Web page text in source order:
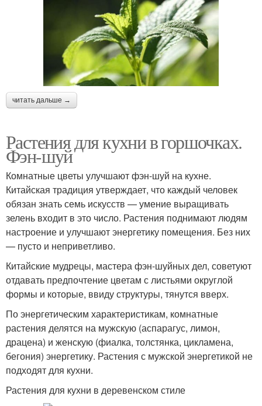
читать дальше →
Растения для кухни в горшочках.
Фэн-шуй
Комнатные цветы улучшают фэн-шуй на кухне.
Китайская традиция утверждает, что каждый человек
обязан знать семь искусств — умение выращивать
зелень входит в это число. Растения поднимают людям
настроение и улучшают энергетику помещения. Без них
— пусто и неприветливо.
Китайские мудрецы, мастера фэн-шуйных дел, советуют
отдавать предпочтение цветам с листьями округлой
формы и которые, ввиду структуры, тянутся вверх.
По энергетическим характеристикам, комнатные
растения делятся на мужскую (аспарагус, лимон,
драцена) и женскую (фиалка, толстянка, цикламена,
бегония) энергетику. Растения с мужской энергетикой не
подходят для кухни.
Растения для кухни в деревенском стиле